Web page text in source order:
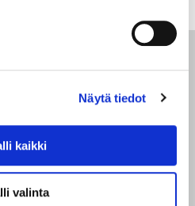
Näytä tiedot
kaikki
valinta
Itä-